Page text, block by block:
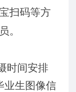
扫码等方
。
时间安排
业生图像信